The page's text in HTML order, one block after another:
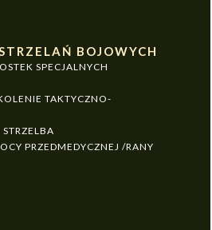
BOJOWYCH
SPECJALNYCH
TAKTYCZNO-
PRZEDMEDYCZNEJ /RANY